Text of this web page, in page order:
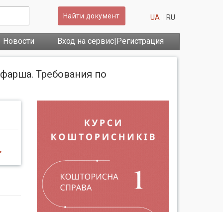
Найти документ UA RU
Новости Вход на сервис|Регистрация
Требования по